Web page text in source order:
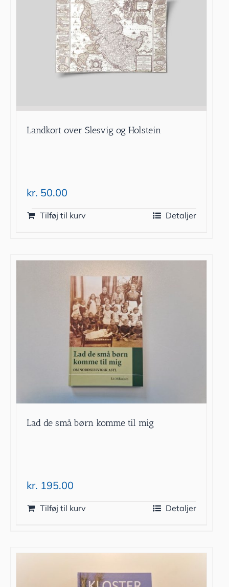
Landkort over Slesvig og Holstein
kr. 50.00
Tilføj til kurv Detaljer
Lad de små børn komme til mig
kr. 195.00
Tilføj til kurv Detaljer